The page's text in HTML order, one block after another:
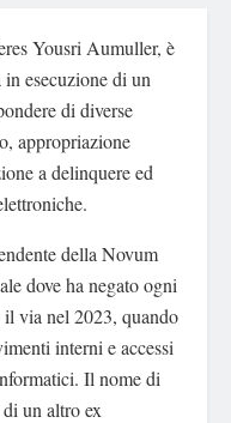
Yousri Aumuller, è
in esecuzione di un
di diverse
appropriazione
a delinquere ed
della Novum
dove ha negato ogni
via nel 2023, quando
interni e accessi
Il nome di
un altro ex